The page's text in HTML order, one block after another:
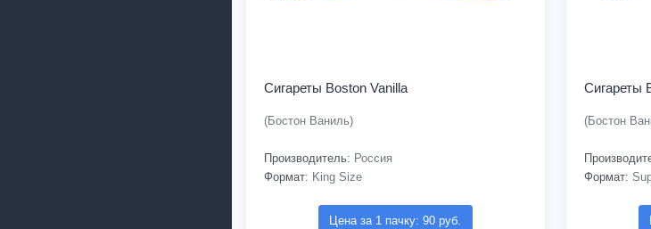
Сигареты Boston Vanilla
(Бостон Ваниль)
Производитель: Россия
Формат: King Size
Цена за 1 пачку: 90 руб.
Сигареты
(Бостон
Формат: